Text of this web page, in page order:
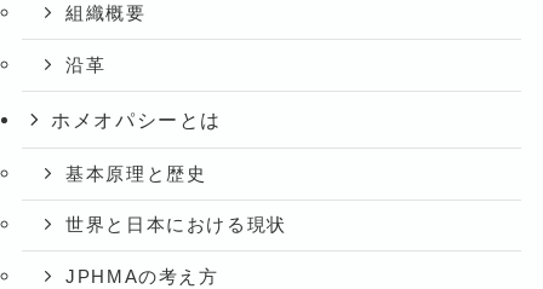
組織概要
沿革
ホメオパシーとは
基本原理と歴史
世界と日本における現状
JPHMAの考え方